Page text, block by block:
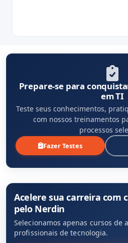
Prepare-se para
em TI
Teste seus conhecimentos,
com nossos treinamentos
processos
Fazer Testes
Acelere sua carreira com
pelo Nerdin
Selecionamos apenas cursos de
profissionais de tecnologia.